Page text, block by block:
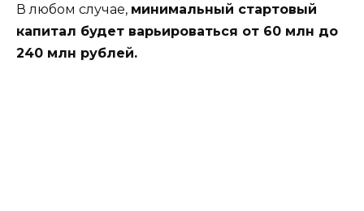
В любом случае, минимальный стартовый
капитал будет варьироваться от 60 млн до
240 млн рублей.